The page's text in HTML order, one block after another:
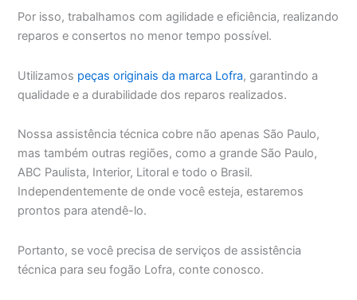
Por isso, trabalhamos com agilidade e eficiência, realizando
reparos e consertos no menor tempo possível.
Utilizamos peças originais da marca Lofra, garantindo a
qualidade e a durabilidade dos reparos realizados.
Nossa assistência técnica cobre não apenas São Paulo,
mas também outras regiões, como a grande São Paulo,
ABC Paulista, Interior, Litoral e todo o Brasil.
Independentemente de onde você esteja, estaremos
prontos para atendê-lo.
Portanto, se você precisa de serviços de assistência
técnica para seu fogão Lofra, conte conosco.